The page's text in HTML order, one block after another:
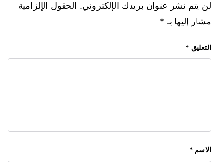
لن يتم نشر عنوان بريدك الإلكتروني. الحقول الإلزامية
مشار إليها بـ *
التعليق *
الاسم *